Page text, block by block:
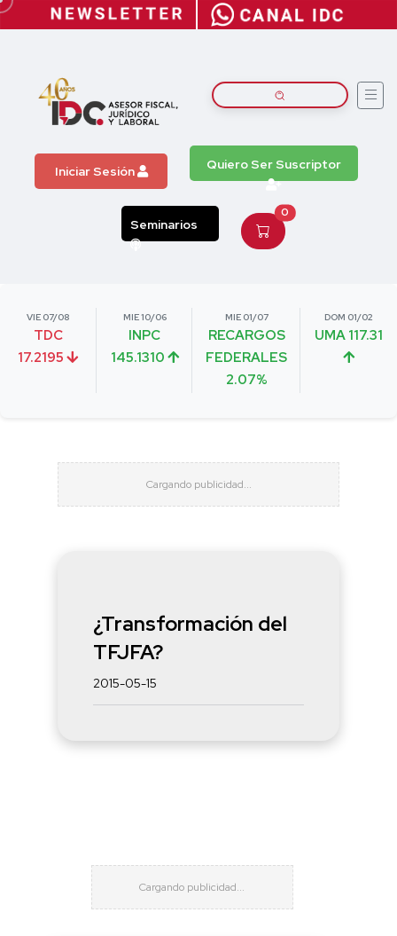
Iniciar Sesión Quiero Ser Suscriptor
Seminarios
0
VIE 07/08
TDC
17.2195
MIE 10/06
INPC
145.1310
MIE 01/07
RECARGOS
FEDERALES
2.07%
DOM 01/02
UMA 117.31
¿Transformación del
TFJFA?
2015-05-15